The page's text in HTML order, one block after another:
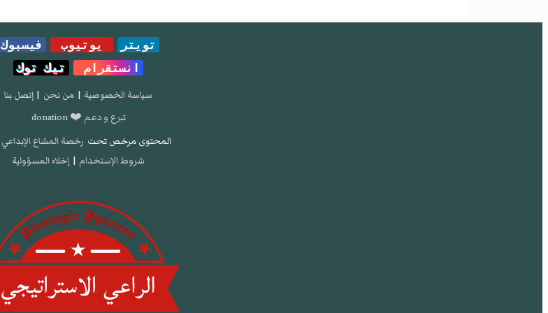
تويتر يوتيوب
فيسبوك
انستقرام
تيك توك
سياسة الخصوصية | من نحن | إتصل بنا
تبرع و دعم ❤️ donation
المحتوى مرخص تحت رخصة المشاع الإبداعي 3.0
شروط الإستخدام | إخلاء المسؤولية